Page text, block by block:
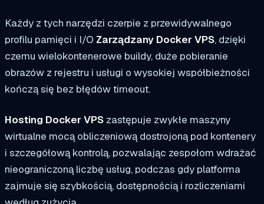
Każdy z tych narzędzi czerpie z przewidywalnego
profilu pamięci i I/O Zarządzany Docker VPS, dzięki
czemu wielokontenerowe buildy, duże pobieranie
obrazów z rejestru i usługi o wysokiej współbieżności
kończą się bez błędów timeout.
Hosting Docker VPS zastępuje zwykłe maszyny
wirtualne mocą obliczeniową dostrojoną pod kontenery
i szczegółową kontrolą, pozwalając zespołom wdrażać
nieograniczoną liczbę usług, podczas gdy platforma
zajmuje się szybkością, dostępnością i rozliczeniami